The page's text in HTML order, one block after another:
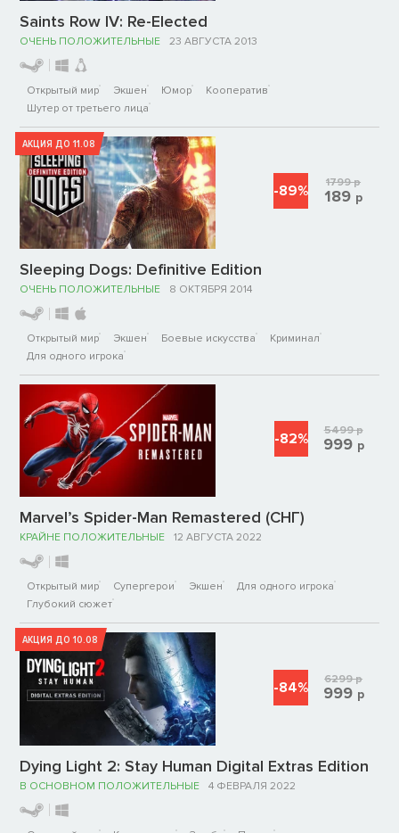
Saints Row IV: Re-Elected
ОЧЕНЬ ПОЛОЖИТЕЛЬНЫЕ 23 АВГУСТА 2013
Открытый мир Экшен Юмор
Кооператив
Шутер от третьего лица
АКЦИЯ ДО 11.08
Sleeping Dogs: Definitive Edition
ОЧЕНЬ ПОЛОЖИТЕЛЬНЫЕ 8 ОКТЯБРЯ 2014
Открытый мир Экшен Боевые искусства
Криминал
Для одного игрока
-89% 1799р
189 р
Marvel’s Spider-Man Remastered (СНГ)
КРАЙНЕ ПОЛОЖИТЕЛЬНЫЕ 12 АВГУСТА 2022
Открытый мир Супергерои Экшен
Для одного игрока
Глубокий сюжет
-82% 5499р
999 р
АКЦИЯ ДО 10.08
Dying Light 2: Stay Human Digital Extras Edition
В ОСНОВНОМ ПОЛОЖИТЕЛЬНЫЕ 4 ФЕВРАЛЯ 2022
-84% 6299р
999 р